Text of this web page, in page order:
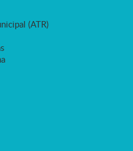
(ATR)